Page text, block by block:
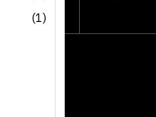
(1)